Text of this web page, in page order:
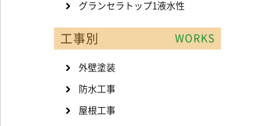
グランセラトップ1液水性
工事別 WORKS
外壁塗装
防水工事
屋根工事